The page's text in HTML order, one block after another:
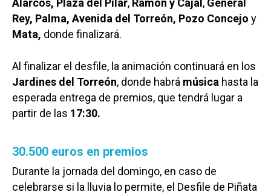
Alarcos, Plaza del Pilar, Ramón y Cajal, General
Rey, Palma, Avenida del Torreón, Pozo Concejo y
Mata, donde finalizará.
Al finalizar el desfile, la animación continuará en los
Jardines del Torreón, donde habrá música hasta la
esperada entrega de premios, que tendrá lugar a
partir de las 17:30.
30.500 euros en premios
Durante la jornada del domingo, en caso de
celebrarse si la lluvia lo permite, el Desfile de Piñata